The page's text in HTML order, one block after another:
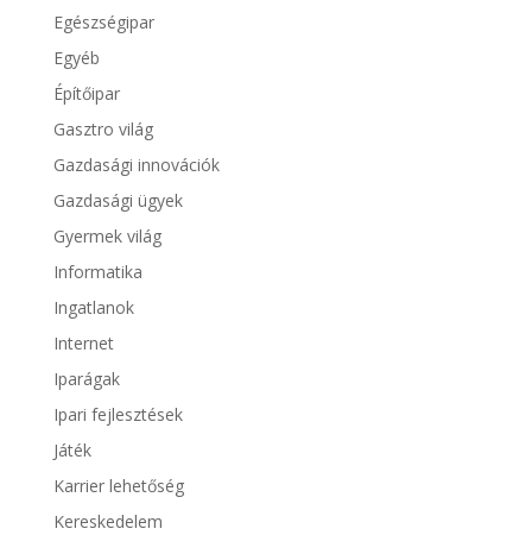
Egészségipar
Egyéb
Építőipar
Gasztro világ
Gazdasági innovációk
Gazdasági ügyek
Gyermek világ
Informatika
Ingatlanok
Internet
Iparágak
Ipari fejlesztések
Játék
Karrier lehetőség
Kereskedelem